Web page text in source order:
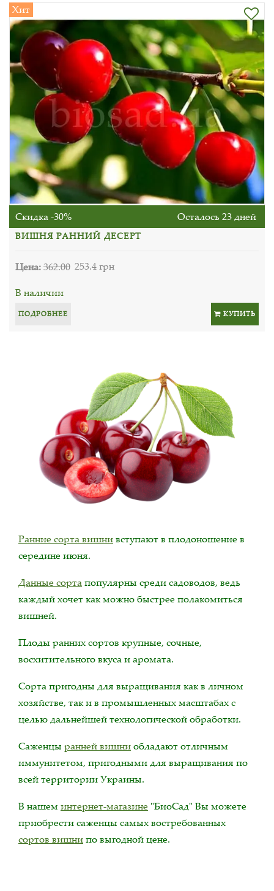
Хит
Скидка -30% Осталось 23 дней
ВИШНЯ РАННИЙ ДЕСЕРТ
Цена:362.00 253.4 грн
В наличии
ПОДРОБНЕЕ КУПИТЬ
Ранние сорта вишнивступают в плодоношение в
середине июня.
Данные сортапопулярны среди садоводов, ведь
каждый хочет как можно быстрее полакомиться
вишней.
Плоды ранних сортов крупные, сочные,
восхитительного вкуса и аромата.
Сорта пригодны для выращивания как в личном
хозяйстве, так и в промышленных масштабах с
целью дальнейшей технологической обработки.
Саженцы ранней вишниобладают отличным
иммунитетом, пригодными для выращивания по
всей территории Украины.
В нашем интернет-магазине "БиоСад" Вы можете
приобрести саженцы самых востребованных
сортов вишнипо выгодной цене.